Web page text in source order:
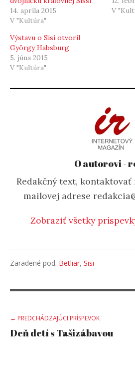
14. apríla 2015
V "Kultúra"
V
Výstavu o Sisi otvoril
György Habsburg
5. júna 2015
V "Kultúra"
O autorovi -
Redakčný text, kontaktovať
mailovej adrese
Zobraziť všetky
Zaradené pod: Betliar, Sisi
Post
← PREDCHÁDZAJÚCI PRÍSPEVOK
Deň detí s Tašizábavou